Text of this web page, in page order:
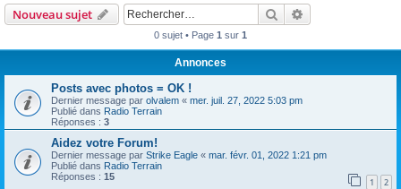
Nouveau sujet Rechercher
0 sujet • Page 1 sur 1
Annonces
Posts avec photos = OK !
Dernier message par olvalem « mer. juil. 27, 2022 5:03 pm
Publié dans Radio Terrain
Réponses : 3
Aidez votre Forum!
Dernier message par Strike Eagle « mar. févr. 01, 2022 1:21 pm
Publié dans Radio Terrain
Réponses : 15 1 2